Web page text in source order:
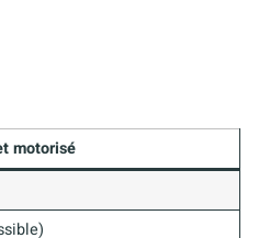
motorisé